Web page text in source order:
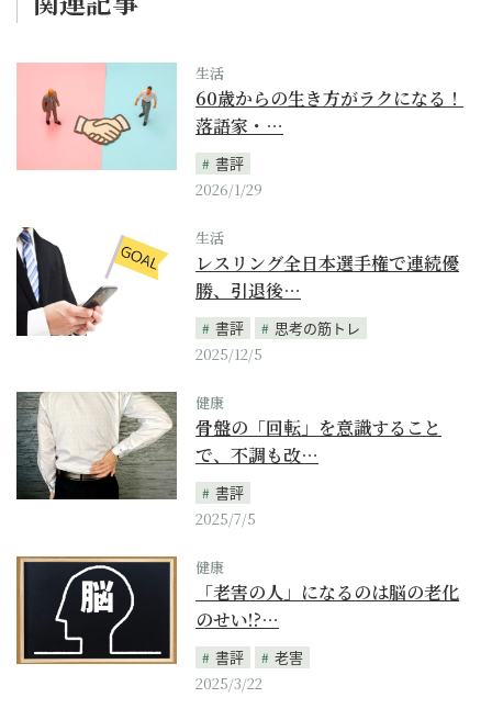
生活
60歳からの生き方がラクになる！
落語家・…
書評
2026/1/29
生活
レスリング全日本選手権で連続優
勝、引退後…
書評
思考の筋トレ
2025/12/5
健康
骨盤の「回転」を意識すること
で、不調も改…
書評
2025/7/5
健康
「老害の人」になるのは脳の老化
のせい!?…
書評
老害
2025/3/22